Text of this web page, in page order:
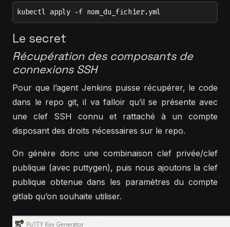
kubectl apply -f nom_du_fichier.yml
Le secret
Récupération des composants de
connexions SSH
Pour que l’agent Jenkins puisse récupérer, le code
dans le repo git, il va falloir qu’il se présente avec
une clef SSH connu et rattaché à un compte
disposant des droits nécessaires sur le repo.
On génère donc une combinaison clef privée/clef
publique (avec puttygen), puis nous ajoutons la clef
publique obtenue dans les paramètres du compte
gitlab qu’on souhaite utiliser.